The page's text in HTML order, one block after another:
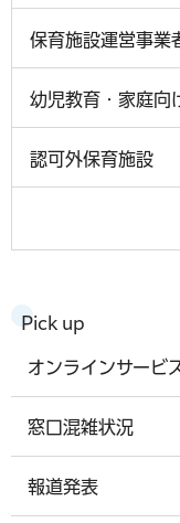
保育施設運営事業
幼児教育・家庭向
認可外保育施設
Pick up
オンラインサービ
窓口混雑状況
報道発表